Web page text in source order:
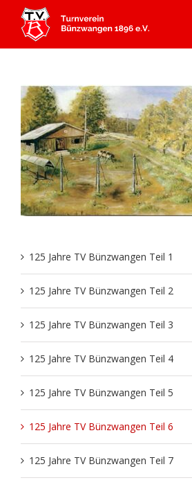
Inhalt
springen
Angebot
Abteilungen
Aerobic
Dance
Fit im Alter
FitMix-Frauen
Handball Senioren – Volleyball Mixed
Kursprogramm
Aktuelles
Training
Turnteam Staufen
STB-LIGA
Kooperation Ebersbacher Sportvereine
Aktuelles
Chronik
Mitgliedschaft
Aktuelles
Geschichte TVB
Medien
Kontakt & Anfahrt
125 Jahre TV Bünzwangen Teil 1
125 Jahre TV Bünzwangen Teil 2
125 Jahre TV Bünzwangen Teil 3
125 Jahre TV Bünzwangen Teil 4
125 Jahre TV Bünzwangen Teil 5
125 Jahre TV Bünzwangen Teil 6
125 Jahre TV Bünzwangen Teil 7